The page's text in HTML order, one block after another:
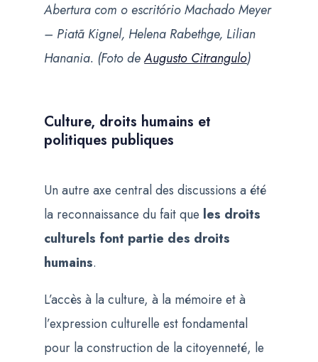
Abertura com o escritório Machado Meyer
– Piatã Kignel, Helena Rabethge, Lilian
Hanania. (Foto deAugusto Citrangulo)
Culture, droits humains et
politiques publiques
Un autre axe central des discussions a été
la reconnaissance du fait que les droits
culturels font partie des droits
humains.
L’accès à la culture, à la mémoire et à
l’expression culturelle est fondamental
pour la construction de la citoyenneté, le